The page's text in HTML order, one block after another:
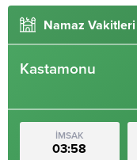
Namaz Vakitleri
Kastamonu
İMSAK
03:58